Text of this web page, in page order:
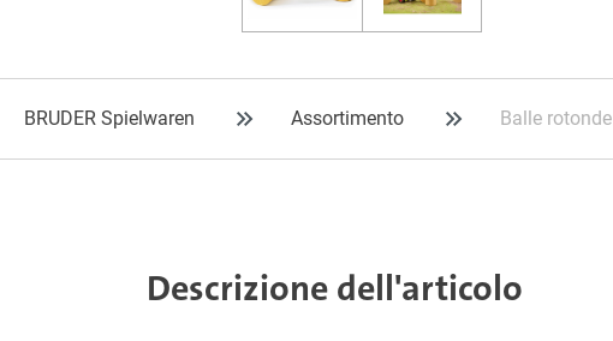
BRUDER Spielwaren Assortimento Balle rotonde
Descrizione dell'articolo